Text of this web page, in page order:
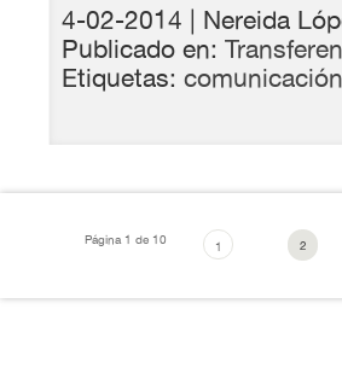
4-02-2014 | Nereida
Publicado en:
Etiquetas: comunicación
Página 1 de 10 1 2